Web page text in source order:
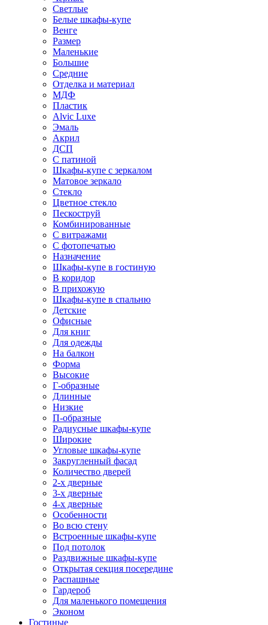
Светлые
Белые шкафы-купе
Венге
Размер
Маленькие
Большие
Средние
Отделка и материал
МДФ
Пластик
Alvic Luxe
Эмаль
Акрил
ДСП
С патиной
Шкафы-купе с зеркалом
Матовое зеркало
Стекло
Цветное стекло
Пескоструй
Комбинированные
С витражами
С фотопечатью
Назначение
Шкафы-купе в гостиную
В коридор
В прихожую
Шкафы-купе в спальню
Детские
Офисные
Для книг
Для одежды
На балкон
Форма
Высокие
Г-образные
Длинные
Низкие
П-образные
Радиусные шкафы-купе
Широкие
Угловые шкафы-купе
Закругленный фасад
Количество дверей
2-х дверные
3-х дверные
4-х дверные
Особенности
Во всю стену
Встроенные шкафы-купе
Под потолок
Раздвижные шкафы-купе
Открытая секция посередине
Распашные
Гардероб
Для маленького помещения
Эконом
Гостиные